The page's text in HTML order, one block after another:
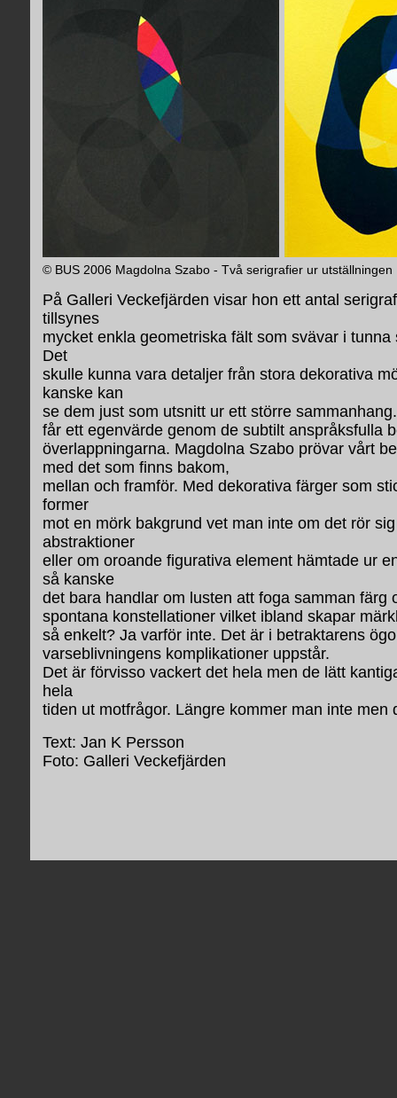
© BUS 2006 Magdolna Szabo - Två serigrafier ur utställningen
På Galleri Veckefjärden visar hon ett antal
tillsynes
mycket enkla geometriska fält som svävar i
Det
skulle kunna vara detaljer från stora dekorativa
kanske kan
se dem just som utsnitt ur ett större
får ett egenvärde genom de subtilt anspråksfulla
överlappningarna. Magdolna Szabo prövar vårt
med det som finns bakom,
mellan och framför. Med dekorativa färger som
former
mot en mörk bakgrund vet man inte om det rör
abstraktioner
eller om oroande figurativa element hämtade ur
så kanske
det bara handlar om lusten att foga samman färg
spontana konstellationer vilket ibland skapar
så enkelt? Ja varför inte. Det är i betraktarens
varseblivningens komplikationer uppstår.
Det är förvisso vackert det hela men de lätt
hela
tiden ut motfrågor. Längre kommer man inte men
Text: Jan K Persson
Foto: Galleri Veckefjärden